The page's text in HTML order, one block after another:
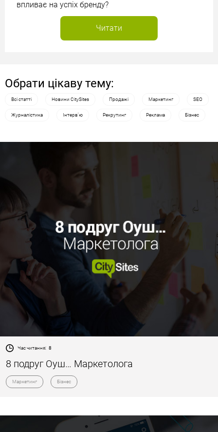
впливає на успіх бренду?
Читати
Обрати цікаву тему:
Всі статті Новини CitySites Продажі Маркетинг SEO
Журналістика Інтерв'ю Рекрутинг Реклама Бізнес
Час читання: 8
8 подруг Оуш… Маркетолога
Маркетинг Бізнес